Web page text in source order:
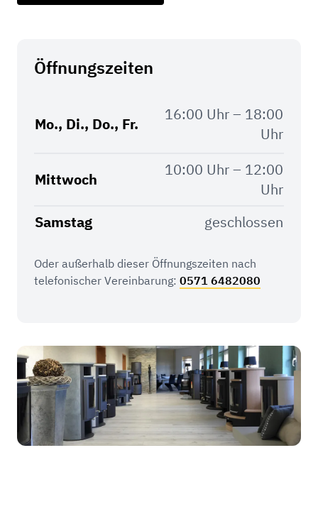
Öffnungszeiten
Mo., Di., Do., Fr.
16:00 Uhr – 18:00
Uhr
Mittwoch
10:00 Uhr – 12:00
Uhr
Samstag
geschlossen
Oder außerhalb dieser Öffnungszeiten nach
telefonischer Vereinbarung: 0571 6482080